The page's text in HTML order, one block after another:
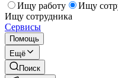
Ищу работу
Ищу
Ищу сотрудника
Сервисы
Помощь
Ещё
Поиск